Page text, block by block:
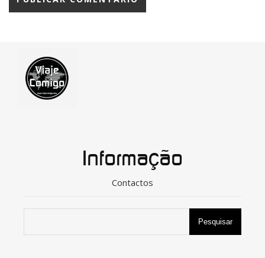
Informação
Contactos
Pesquisar